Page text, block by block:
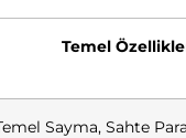
Temel
Sayma, Sahte